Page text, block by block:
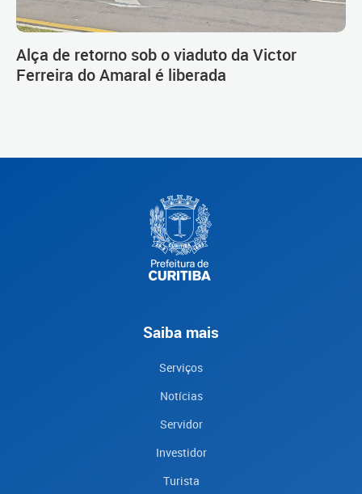
Alça de retorno sob o viaduto da Victor
Ferreira do Amaral é liberada
Saiba mais
Serviços
Notícias
Servidor
Investidor
Turista